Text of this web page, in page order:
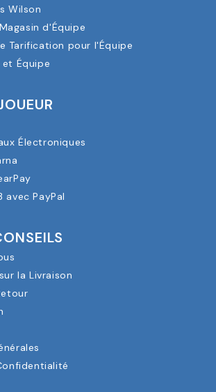
Wilson
d'Équipe
Tarification pour l'Équipe
Équipe
Électroniques
avec PayPal
la Livraison